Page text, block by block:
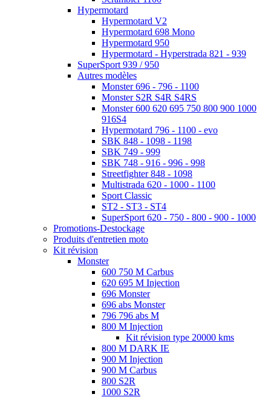
Hypermotard
Hypermotard V2
Hypermotard 698 Mono
Hypermotard 950
Hypermotard - Hyperstrada 821 - 939
SuperSport 939 / 950
Autres modèles
Monster 696 - 796 - 1100
Monster S2R S4R S4RS
Monster 600 620 695 750 800 900 1000
916S4
Hypermotard 796 - 1100 - evo
SBK 848 - 1098 - 1198
SBK 749 - 999
SBK 748 - 916 - 996 - 998
Streetfighter 848 - 1098
Multistrada 620 - 1000 - 1100
Sport Classic
ST2 - ST3 - ST4
SuperSport 620 - 750 - 800 - 900 - 1000
Promotions-Destockage
Produits d'entretien moto
Kit révision
Monster
600 750 M Carbus
620 695 M Injection
696 Monster
696 abs Monster
796 796 abs M
800 M Injection
Kit révision type 20000 kms
800 M DARK IE
900 M Injection
900 M Carbus
800 S2R
1000 S2R